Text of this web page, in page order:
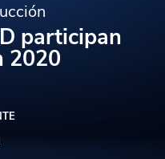
participan
2020